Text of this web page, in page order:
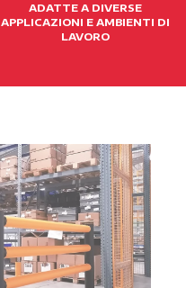
ADATTE A DIVERSE
APPLICAZIONI E AMBIENTI DI
LAVORO